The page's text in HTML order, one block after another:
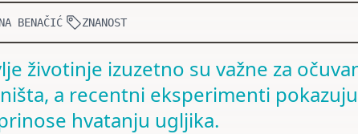
BENAČIĆ ZNANOST
životinje izuzetno su važne za
a recentni eksperimenti
hvatanju ugljika.